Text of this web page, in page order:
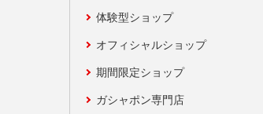
体験型ショップ
オフィシャルショップ
期間限定ショップ
ガシャポン専門店